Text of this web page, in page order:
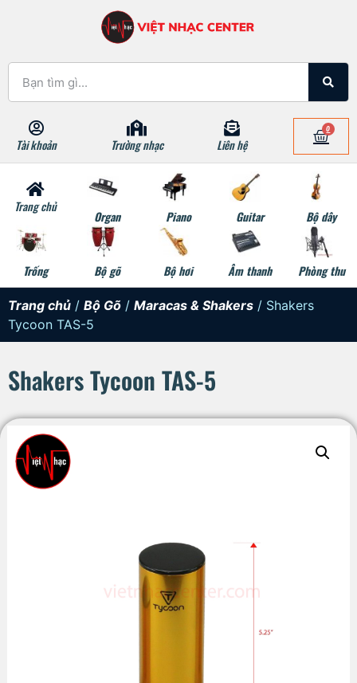
Tài khoản Trường nhạc Liên hệ
0
Trang chủ
Organ Piano Guitar Bộ dây
Trống Bộ gõ Bộ hơi Âm thanh Phòng thu
Trang chủ / Bộ Gõ / Maracas & Shakers / Shakers
Tycoon TAS-5
Shakers Tycoon TAS-5